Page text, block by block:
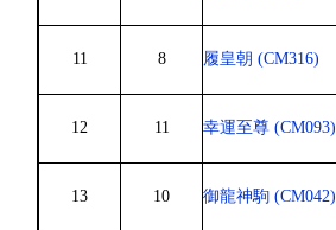
11 8 履皇朝 (CM316)
12 11 幸運至尊 (CM093)
13 10 御龍神駒 (CM042)